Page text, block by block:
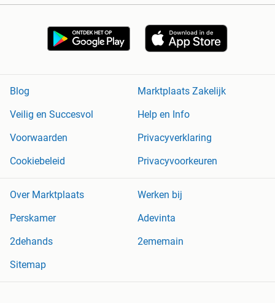
Blog
Marktplaats Zakelijk
Veilig en Succesvol
Help en Info
Voorwaarden
Privacyverklaring
Cookiebeleid
Privacyvoorkeuren
Over Marktplaats
Werken bij
Perskamer
Adevinta
2dehands
2ememain
Sitemap